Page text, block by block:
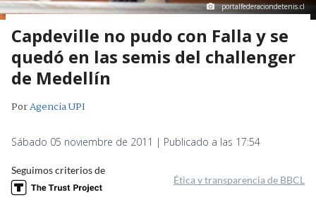
portalfederaciondetenis.cl
Capdeville no pudo con Falla y se
quedó en las semis del challenger
de Medellín
PorAgencia UPI
Sábado 05 noviembre de 2011 | Publicado a las 17:54
Seguimos criterios de
Ética y transparencia de BBCL